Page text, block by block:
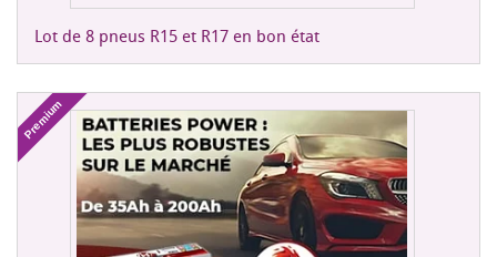
Lot de 8 pneus R15 et R17 en bon état
Premium